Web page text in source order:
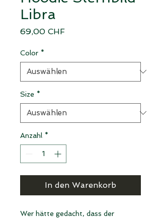
Libra
69,00 CHFPreis
Color *
Size *
Anzahl *
In den Warenkorb
Wer hätte gedacht, dass der